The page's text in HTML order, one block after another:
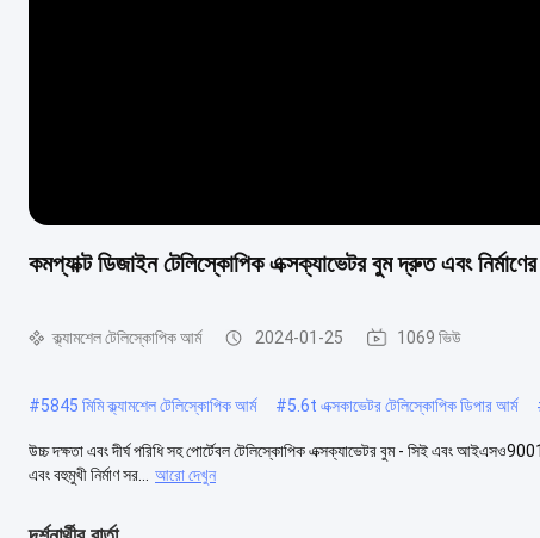
কমপ্যাক্ট ডিজাইন টেলিস্কোপিক এক্সক্যাভেটর বুম দ্রুত এবং
ক্ল্যামশেল টেলিস্কোপিক আর্ম 2024-01-25 1069 ভিউ
#5845 মিমি ক্ল্যামশেল টেলিস্কোপিক আর্ম #5.6t এক্সকাভেটর টেলিস্কোপিক ডিপার আর্ম
উচ্চ দক্ষতা এবং দীর্ঘ পরিধি সহ পোর্টেবল টেলিস্কোপিক এক্সক্যাভেটর বুম - সিই এবং
এবং বহুমুখী নির্মাণ সর...
আরো দেখুন